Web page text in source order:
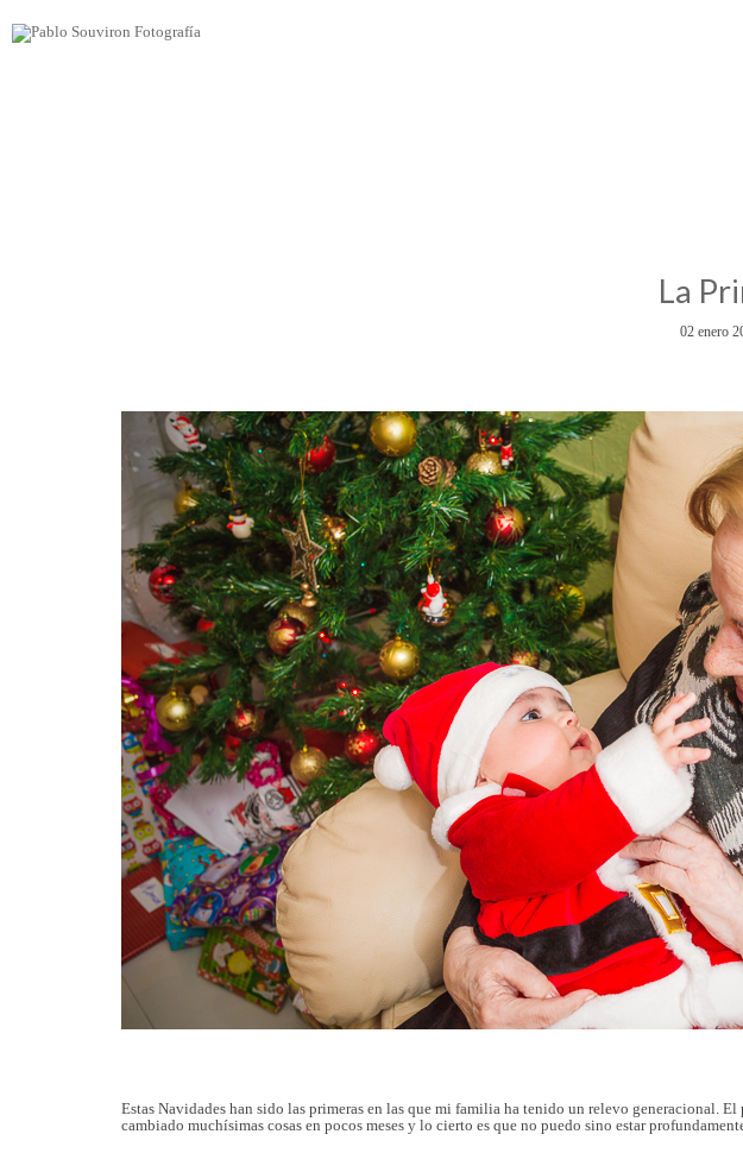
La
02 enero
Estas Navidades han sido las primeras en las que mi familia ha tenido un relevo generacional.
cambiado muchísimas cosas en pocos meses y lo cierto es que no puedo sino estar